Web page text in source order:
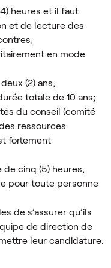
heures et il faut
et de lecture des
en mode
(2) ans,
totale de 10 ans;
du conseil (comité
ressources
fortement
de cinq (5) heures,
pour toute personne
de s’assurer qu’ils
de direction de
leur candidature.